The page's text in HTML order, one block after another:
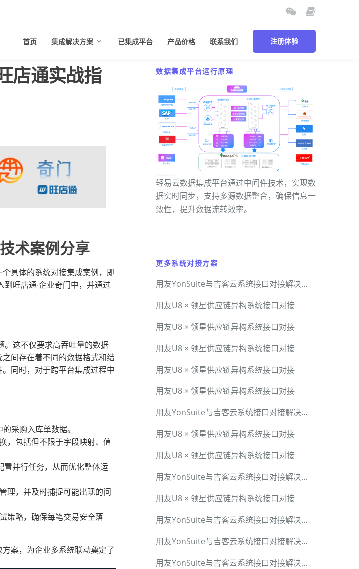
首页 集成解决方案 已集成平台 产品价格 联系我们 注册体验
店通实战指
术案例分享
具体的系统对接集成案例，即
旺店通·企业奇门中，并通过
。这不仅要求高吞吐量的数据
间存在着不同的数据格式和结
同时，对于跨平台集成过程中
采购入库单数据。
，包括但不限于字段映射、值
置并行任务，从而优化整体运
理，并及时捕捉可能出现的问
策略，确保每笔交易安全落
案，为企业多系统联动奠定了
数据集成平台运行原理
轻易云数据集成平台通过中间件技术，实现数
据实时同步，支持多源数据整合，确保信息一
致性，提升数据流转效率。
更多系统对接方案
用友YonSuite与吉客云系统接口对接解决方案
用友U8 × 领星供应链异构系统接口对接
用友U8 × 领星供应链异构系统接口对接
用友U8 × 领星供应链异构系统接口对接
用友U8 × 领星供应链异构系统接口对接
用友U8 × 领星供应链异构系统接口对接
用友YonSuite与吉客云系统接口对接解决方案
用友U8 × 领星供应链异构系统接口对接
用友U8 × 领星供应链异构系统接口对接
用友YonSuite与吉客云系统接口对接解决方案
用友U8 × 领星供应链异构系统接口对接
用友YonSuite与吉客云系统接口对接解决方案
用友YonSuite与吉客云系统接口对接解决方案
用友YonSuite与吉客云系统接口对接解决方案